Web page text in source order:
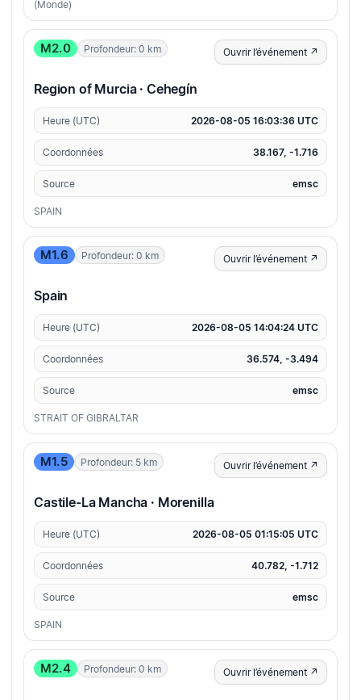
(Monde)
M2.0 Profondeur: 0 km Ouvrir l’événement ↗
Region of Murcia · Cehegín
Heure (UTC) 2026-08-05 16:03:36 UTC
Coordonnées 38.167, -1.716
Source emsc
SPAIN
M1.6 Profondeur: 0 km Ouvrir l’événement ↗
Spain
Heure (UTC) 2026-08-05 14:04:24 UTC
Coordonnées 36.574, -3.494
Source emsc
STRAIT OF GIBRALTAR
M1.5 Profondeur: 5 km Ouvrir l’événement ↗
Castile-La Mancha · Morenilla
Heure (UTC) 2026-08-05 01:15:05 UTC
Coordonnées 40.782, -1.712
Source emsc
SPAIN
M2.4 Profondeur: 0 km Ouvrir l’événement ↗